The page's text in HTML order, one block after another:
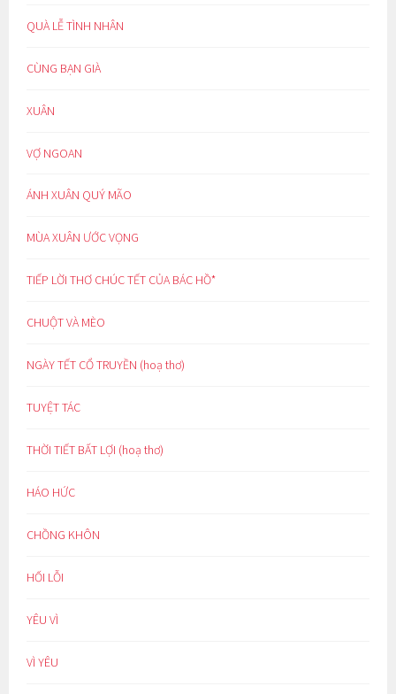
QUÀ LỄ TÌNH NHÂN
CÙNG BẠN GIÀ
XUÂN
VỢ NGOAN
ÁNH XUÂN QUÝ MÃO
MÙA XUÂN ƯỚC VỌNG
TIẾP LỜI THƠ CHÚC TẾT CỦA BÁC HỒ*
CHUỘT VÀ MÈO
NGÀY TẾT CỔ TRUYỀN (hoạ thơ)
TUYỆT TÁC
THỜI TIẾT BẤT LỢI (hoạ thơ)
HÁO HỨC
CHỒNG KHÔN
HỐI LỖI
YÊU VÌ
VÌ YÊU